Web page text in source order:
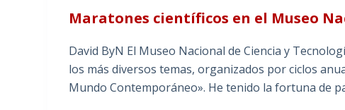
Maratones científicos en el Museo
David ByN El Museo Nacional de Ciencia y
los más diversos temas, organizados por ciclos
Mundo Contemporáneo». He tenido la fortuna de